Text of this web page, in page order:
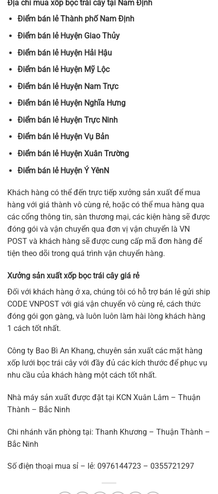
Địa chỉ mua xốp bọc trái cây tại Nam Định
Điểm bán lẻ Thành phố Nam Định
Điểm bán lẻ Huyện Giao Thủy
Điểm bán lẻ Huyện Hải Hậu
Điểm bán lẻ Huyện Mỹ Lộc
Điểm bán lẻ Huyện Nam Trực
Điểm bán lẻ Huyện Nghĩa Hưng
Điểm bán lẻ Huyện Trực Ninh
Điểm bán lẻ Huyện Vụ Bản
Điểm bán lẻ Huyện Xuân Trường
Điểm bán lẻ Huyện Ý YênN
Khách hàng có thể đến trực tiếp xưởng sản xuất để mua
hàng với giá thành vô cùng rẻ, hoặc có thể mua hàng qua
các cổng thông tin, sàn thương mại, các kiện hàng sẽ được
đóng gói và vận chuyển qua đơn vị vận chuyển là VN
POST và khách hàng sẽ được cung cấp mã đơn hàng để
tiện theo dõi trong quá trình vận chuyển hàng.
Xưởng sản xuất xốp bọc trái cây giá rẻ
Đối với khách hàng ở xa, chúng tôi có hỗ trợ bán lẻ gửi ship
CODE VNPOST với giá vận chuyển vô cùng rẻ, cách thức
đóng gói gọn gàng, và luôn luôn làm hài lòng khách hàng
1 cách tốt nhất.
Công ty Bao Bì An Khang, chuyên sản xuất các mặt hàng
xốp lưới bọc trái cây với đầy đủ các kích thước để phục vụ
nhu cầu của khách hàng một cách tốt nhất.
Nhà máy sản xuất được đặt tại KCN Xuân Lâm – Thuận
Thành – Bắc Ninh
Chi nhánh văn phòng tại: Thanh Khương – Thuận Thành –
Bắc Ninh
Số điện thoại mua sỉ – lẻ: 0976144723 – 0355721297